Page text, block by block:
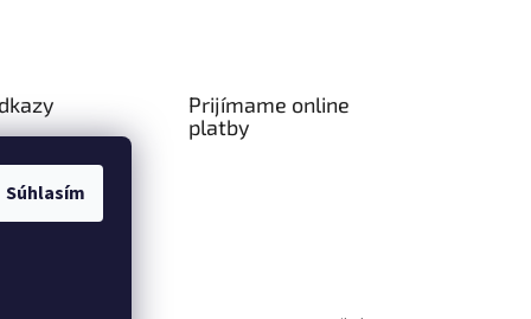
Súhlasím
platba
Prijímame online
platby